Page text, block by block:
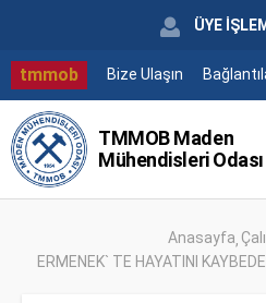
ÜYE
tmmob Bize Ulaşın
TMMOB Maden
Mühendisleri Odası
Anasayfa
ERMENEK` TE HAYATINI